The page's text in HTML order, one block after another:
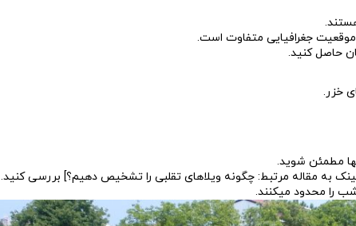
خزر.
مطمئن شوید.
به مقاله مرتبط: چگونه ویلاهای تقلبی را تشخیص دهیم؟] بررسی کنید.
شب را محدود میکنند.